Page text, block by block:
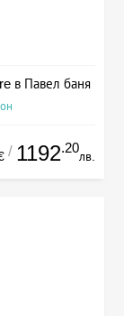
в Павел баня
/ 1192.20
лв.